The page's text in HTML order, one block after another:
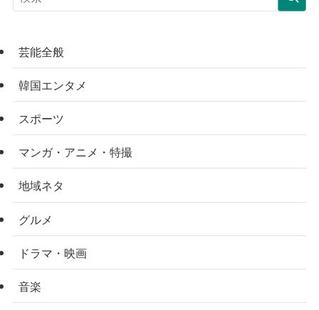
芸能全般
韓国エンタメ
スポーツ
マンガ・アニメ・特撮
地域ネタ
グルメ
ドラマ・映画
音楽